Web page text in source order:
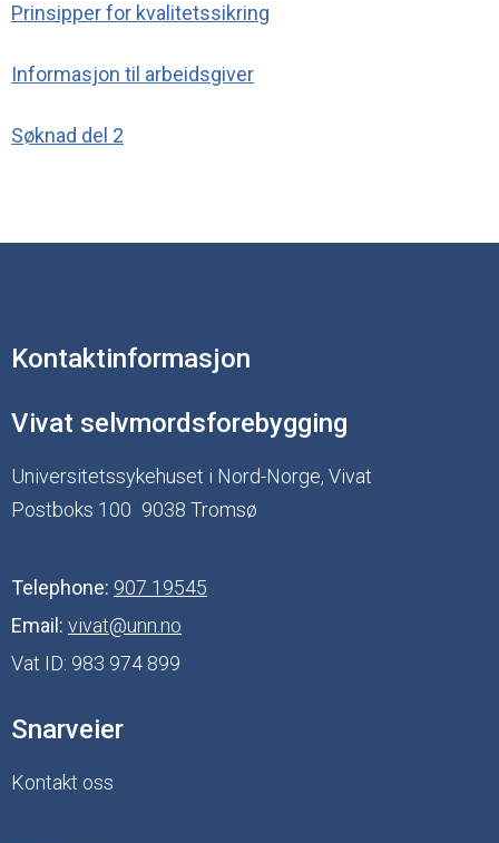
Prinsipper for kvalitetssikring
Informasjon til arbeidsgiver
Søknad del 2
Kontaktinformasjon
Vivat selvmordsforebygging
Universitetssykehuset i Nord-Norge, Vivat
Postboks 100 9038 Tromsø
Telephone: 907 19545
Email: vivat@unn.no
Vat ID: 983 974 899
Snarveier
Kontakt oss